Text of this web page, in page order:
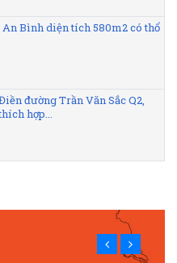
An Bình diện tích 580m2 có thổ
đường Trần Văn Sắc Q2,
hợp...